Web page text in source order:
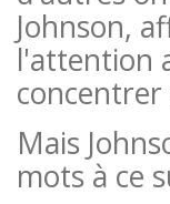
Johnson,
l'attention
Mais
mots à ce